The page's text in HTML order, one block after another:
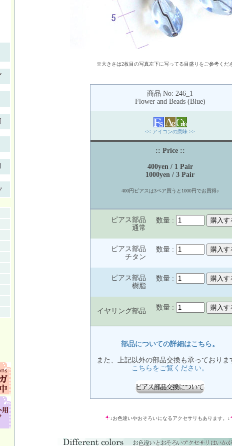
※大きさは2枚目の写真左下に写ってる目盛りをご参考くだ
商品 No: 246_1
Flower and Beads (Blue)
<< アイコンの意味 >>
:: Price ::
400yen / 1 Pair
1000yen / 3 Pair
400円ピアスは3ペア買うと1000円でお買得♪
ピアス部品
通常
数量 :
ピアス部品
チタン
数量 :
ピアス部品
樹脂
数量 :
イヤリング部品 数量 :
部品についての詳細はこちら。
また、上記以外の部品交換も承っておりま
こちらをご覧ください。
↓お色違いやおそろいになるアクセサリもあります。↓